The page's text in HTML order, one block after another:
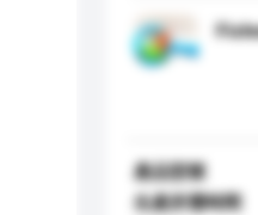
產品型號
生產所需時間